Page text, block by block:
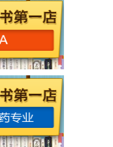
临床思维（国家卫
健康委员会住院医
规范化培训规划教
人民卫生出版社